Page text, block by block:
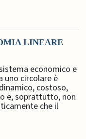
LINEARE
economico e
uno circolare è
costoso,
e, soprattutto, non
che il